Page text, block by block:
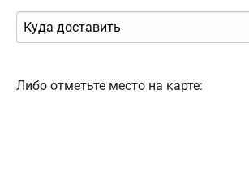
Либо отметьте место на карте: